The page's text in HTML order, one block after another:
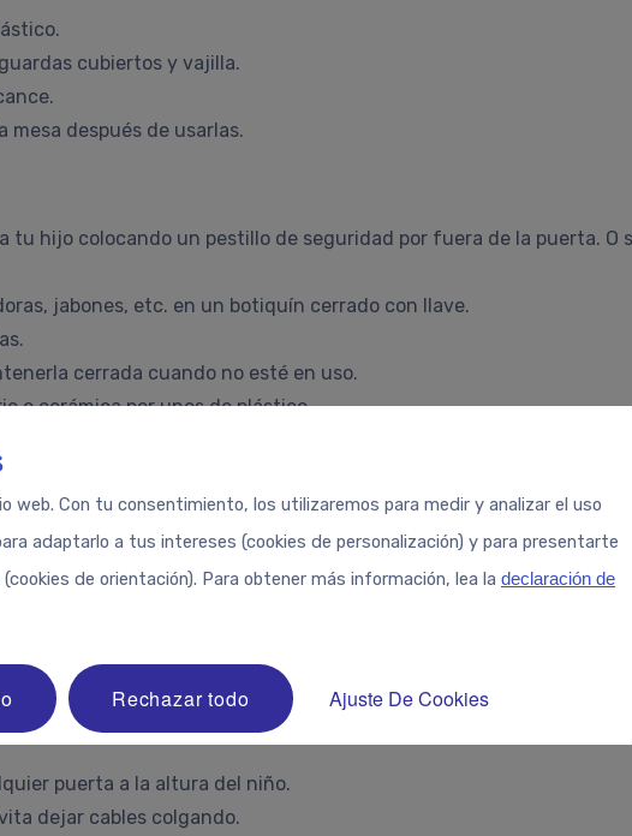
cubiertos y vajilla.
mesa después de usarlas.
tu hijo colocando un pestillo de seguridad por fuera de la puerta. O
jabones, etc. en un botiquín cerrado con llave.
cerrada cuando no esté en uso.
o cerámica por unos de plástico.
pueda acceder.
para los niños. Por eso, podrías considerar instalar unapuerta
un armario cerrado con llave.
la estufa o encimera — fuera de la vista y del alcance.
estufa y usa los quemadores traseros.
puerta a la altura del niño.
dejar cables colgando.
web. Con tu consentimiento, los utilizaremos para medir y analizar el uso
adaptarlo a tus intereses (cookies de personalización) y para presentarte
de orientación). Para obtener más información, lea la declaración de
Rechazar todo Ajuste De Cookies